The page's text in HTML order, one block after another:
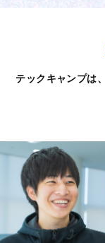
テックキャンプは